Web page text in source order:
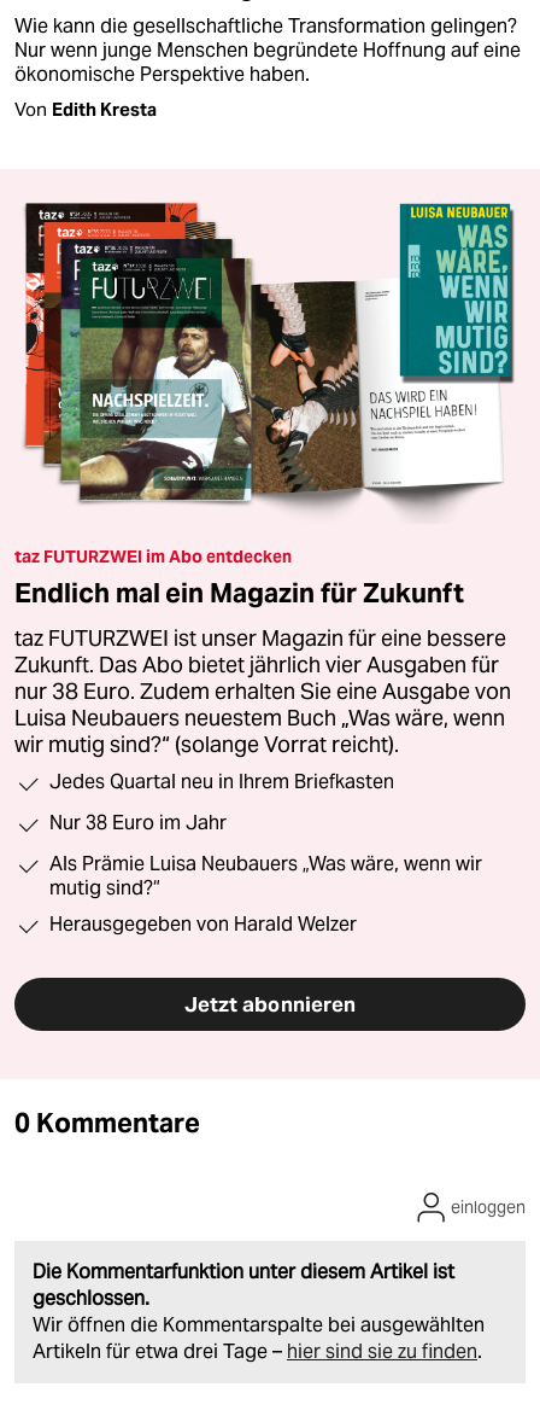
Wie kann die gesellschaftliche Transformation gelingen?
Nur wenn junge Menschen begründete Hoffnung auf eine
ökonomische Perspektive haben.
Von Edith Kresta
taz FUTURZWEI im Abo entdecken
Endlich mal ein Magazin für Zukunft
taz FUTURZWEI ist unser Magazin für eine bessere
Zukunft. Das Abo bietet jährlich vier Ausgaben für
nur 38 Euro. Zudem erhalten Sie eine Ausgabe von
Luisa Neubauers neuestem Buch „Was wäre, wenn
wir mutig sind?“ (solange Vorrat reicht).
Jedes Quartal neu in Ihrem Briefkasten
Nur 38 Euro im Jahr
Als Prämie Luisa Neubauers „Was wäre, wenn wir
mutig sind?“
Herausgegeben von Harald Welzer
Jetzt abonnieren
0 Kommentare
Die Kommentarfunktion unter diesem Artikel ist
geschlossen.
Wir öffnen die Kommentarspalte bei ausgewählten
Artikeln für etwa drei Tage – hier sind sie zu finden.
einloggen